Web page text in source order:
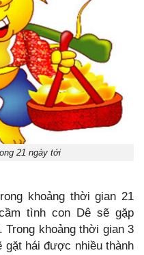
21 ngày tới
khoảng thời gian 21
tình con Dê sẽ gặp
Trong khoảng thời gian 3
hái được nhiều thành